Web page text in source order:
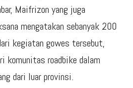
Maifrizon yang juga
mengatakan sebanyak 200
kegiatan gowes tersebut,
komunitas roadbike dalam
dari luar provinsi.